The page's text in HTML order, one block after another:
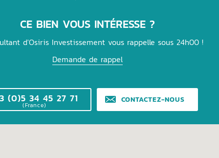
CE BIEN VOUS INTÉRESSE ?
d'Osiris Investissement vous rappelle sous 24h00 !
Demande de rappel
(0)5 34 45 27 71
(France)
CONTACTEZ-NOUS